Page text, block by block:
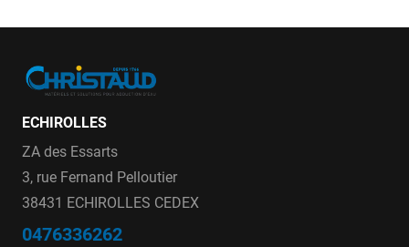
ECHIROLLES
ZA des Essarts
3, rue Fernand Pelloutier
38431 ECHIROLLES CEDEX
0476336262